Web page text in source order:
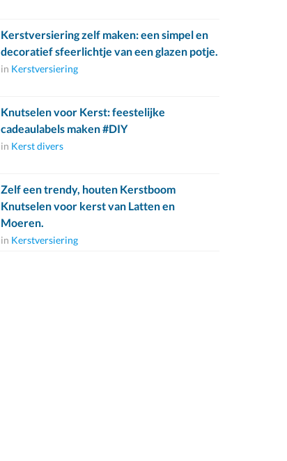
Kerstversiering zelf maken: een simpel en
decoratief sfeerlichtje van een glazen potje.
in Kerstversiering
Knutselen voor Kerst: feestelijke
cadeaulabels maken #DIY
in Kerst divers
Zelf een trendy, houten Kerstboom
Knutselen voor kerst van Latten en
Moeren.
in Kerstversiering